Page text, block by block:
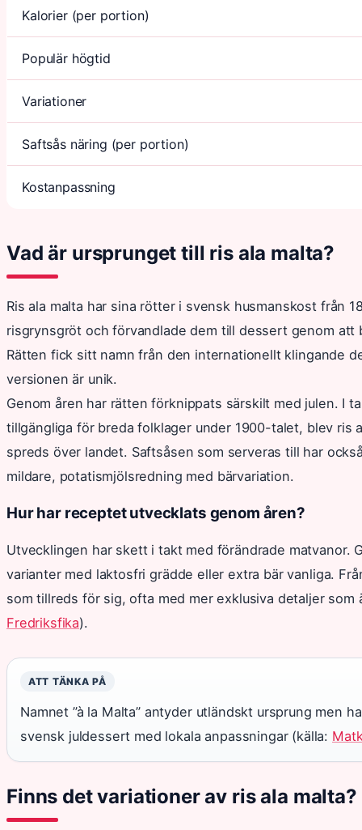
Kalorier (per portion)
Populär högtid
Variationer
Saftsås näring (per portion)
Kostanpassning
Vad är ursprunget till ris ala malta?
Ris ala malta har sina rötter i svensk husmanskost från
risgrynsgröt och förvandlade dem till dessert genom att
Rätten fick sitt namn från den internationellt klingande
versionen är unik.
Genom åren har rätten förknippats särskilt med julen. I
tillgängliga för breda folklager under 1900-talet, blev ris
spreds över landet. Saftsåsen som serveras till har
mildare, potatismjölsredning med bärvariation.
Hur har receptet utvecklats genom åren?
Utvecklingen har skett i takt med förändrade matvanor.
varianter med laktosfri grädde eller extra bär vanliga.
som tillreds för sig, ofta med mer exklusiva detaljer
Fredriksfika).
ATT TÄNKA PÅ
Namnet ”à la Malta” antyder utländskt ursprung men
svensk juldessert med lokala anpassningar (källa:
Finns det variationer av ris ala malta?